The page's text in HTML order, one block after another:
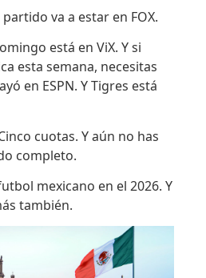
va a estar en FOX.
está en ViX. Y si
esta semana, necesitas
en ESPN. Y Tigres está
cuotas. Y aún no has
completo.
mexicano en el 2026. Y
también.